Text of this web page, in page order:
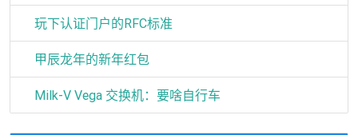
玩下认证门户的RFC标准
甲辰龙年的新年红包
Milk-V Vega 交换机：要啥自行车